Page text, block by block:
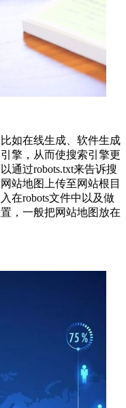
如在线生成、软件生成
擎，从而使搜索引擎更
通过robots.txt来告诉搜
站地图上传至网站根目
在robots文件中以及做
，一般把网站地图放在